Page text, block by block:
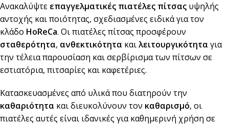
Ανακαλύψτε επαγγελματικές πιατέλες πίτσας υψηλής
αντοχής και ποιότητας, σχεδιασμένες ειδικά για τον
κλάδο HoReCa. Οι πιατέλες πίτσας προσφέρουν
σταθερότητα, ανθεκτικότητα καιλειτουργικότητα για
την τέλεια παρουσίαση και σερβίρισμα των πίτσων σε
εστιατόρια, πιτσαρίες και καφετέριες.
Κατασκευασμένες από υλικά που διατηρούν την
καθαριότητα και διευκολύνουν τον καθαρισμό, οι
πιατέλες αυτές είναι ιδανικές για καθημερινή χρήση σε